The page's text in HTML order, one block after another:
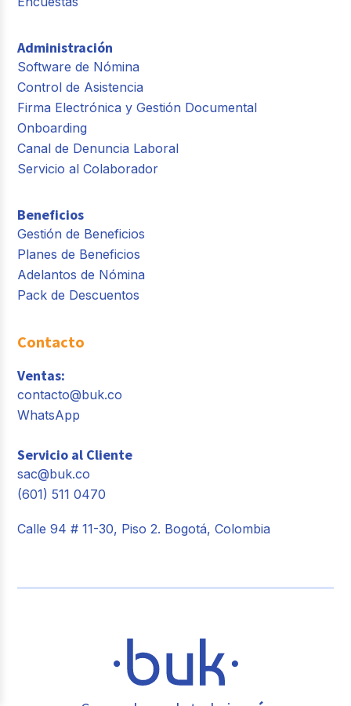
Administración
Software de Nómina
Control de Asistencia
Firma Electrónica y Gestión Documental
Onboarding
Canal de Denuncia Laboral
Servicio al Colaborador
Beneficios
Gestión de Beneficios
Planes de Beneficios
Adelantos de Nómina
Pack de Descuentos
Contacto
Ventas:
contacto@buk.co
WhatsApp
Servicio al Cliente
sac@buk.co
(601) 511 0470
Calle 94 # 11-30, Piso 2. Bogotá, Colombia